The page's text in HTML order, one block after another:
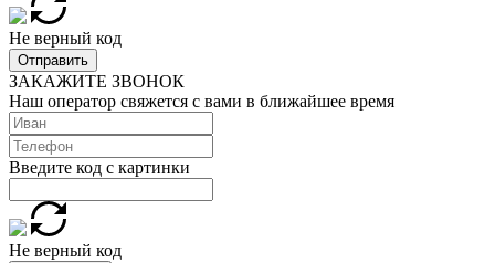
Не верный код
Отправить
ЗАКАЖИТЕ ЗВОНОК
Наш оператор свяжется с вами в ближайшее время
Введите код с картинки
Не верный код